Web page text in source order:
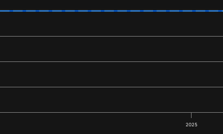
2025